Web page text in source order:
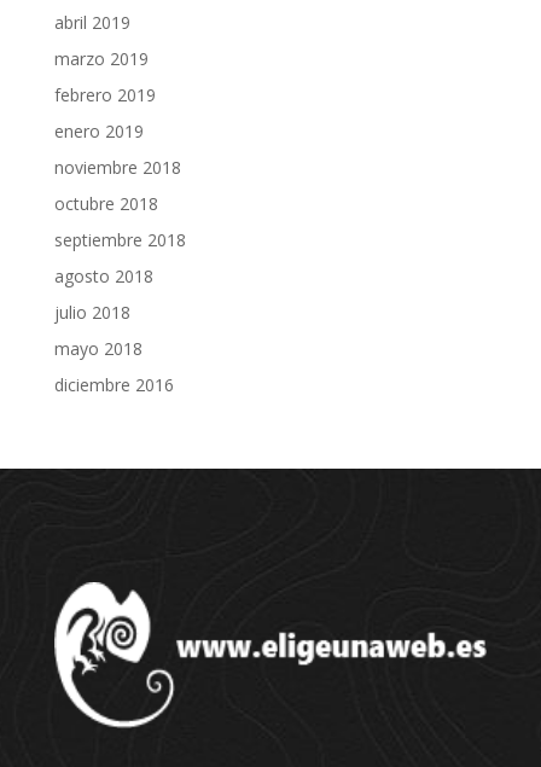
abril 2019
marzo 2019
febrero 2019
enero 2019
noviembre 2018
octubre 2018
septiembre 2018
agosto 2018
julio 2018
mayo 2018
diciembre 2016